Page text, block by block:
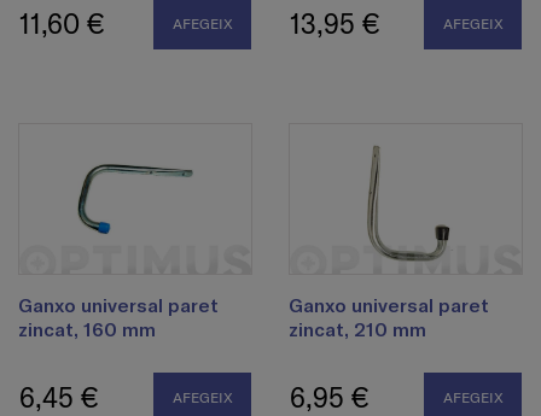
11,60 € AFEGEIX 13,95 € AFEGEIX
Ganxo universal paret
zincat, 160 mm
6,45 € AFEGEIX
Ganxo universal paret
zincat, 210 mm
6,95 € AFEGEIX